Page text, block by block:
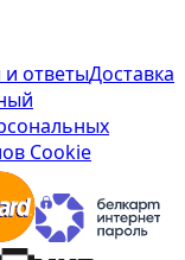
ответыДоставка
Cookie